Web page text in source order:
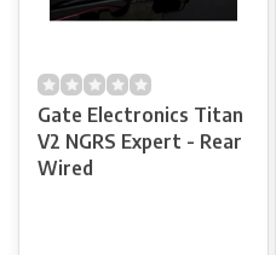
Gate Electronics Titan
V2 NGRS Expert - Rear
Wired